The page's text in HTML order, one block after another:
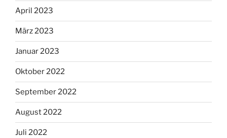
April 2023
März 2023
Januar 2023
Oktober 2022
September 2022
August 2022
Juli 2022